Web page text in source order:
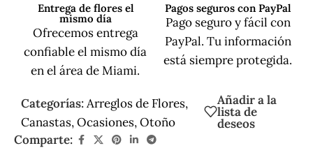
Entrega de flores el
mismo día
Ofrecemos entrega
confiable el mismo día
en el área de Miami.
Pagos seguros con PayPal
Pago seguro y fácil con
PayPal. Tu información
está siempre protegida.
Categorías:Arreglos de Flores,
Canastas,Ocasiones,Otoño
Añadir a la
lista de
deseos
Comparte: